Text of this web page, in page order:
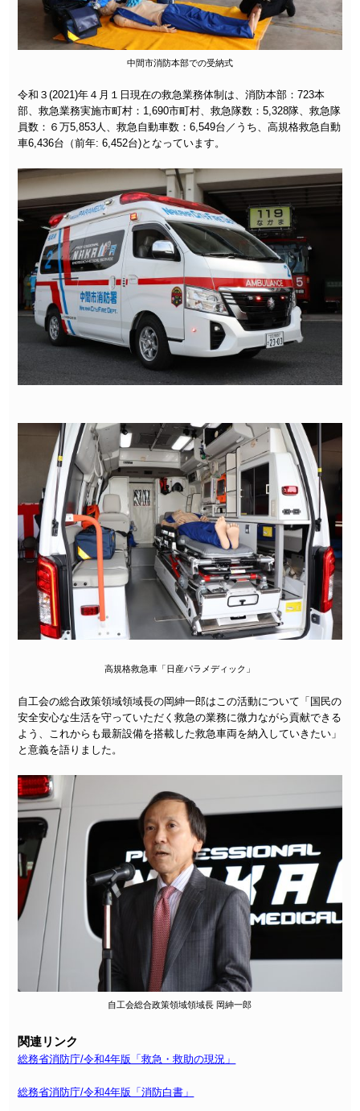
中間市消防本部での受納式
令和３(2021)年４月１日現在の救急業務体制は、消防本部：723本
部、救急業務実施市町村：1,690市町村、救急隊数：5,328隊、救急隊
員数：６万5,853人、救急自動車数：6,549台／うち、高規格救急自動
車6,436台（前年: 6,452台)となっています。
高規格救急車「日産パラメディック」
自工会の総合政策領域領域長の岡紳一郎はこの活動について「国民の
安全安心な生活を守っていただく救急の業務に微力ながら貢献できる
よう、これからも最新設備を搭載した救急車両を納入していきたい」
と意義を語りました。
自工会総合政策領域領域長 岡紳一郎
関連リンク
総務省消防庁/令和4年版「救急・救助の現況」
総務省消防庁/令和4年版「消防白書」